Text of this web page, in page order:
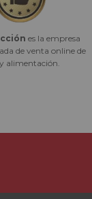
es la empresa
de venta online de
alimentación.